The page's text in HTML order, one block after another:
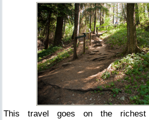
This travel goes on the richest